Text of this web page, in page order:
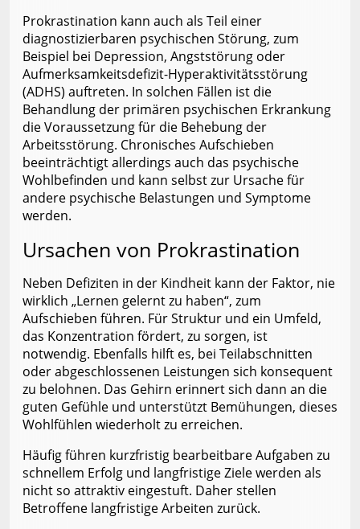
Prokrastination kann auch als Teil einer
diagnostizierbaren psychischen Störung, zum
Beispiel bei Depression, Angststörung oder
Aufmerksamkeitsdefizit-Hyperaktivitätsstörung
(ADHS) auftreten. In solchen Fällen ist die
Behandlung der primären psychischen Erkrankung
die Voraussetzung für die Behebung der
Arbeitsstörung. Chronisches Aufschieben
beeinträchtigt allerdings auch das psychische
Wohlbefinden und kann selbst zur Ursache für
andere psychische Belastungen und Symptome
werden.
Ursachen von Prokrastination
Neben Defiziten in der Kindheit kann der Faktor, nie
wirklich „Lernen gelernt zu haben“, zum
Aufschieben führen. Für Struktur und ein Umfeld,
das Konzentration fördert, zu sorgen, ist
notwendig. Ebenfalls hilft es, bei Teilabschnitten
oder abgeschlossenen Leistungen sich konsequent
zu belohnen. Das Gehirn erinnert sich dann an die
guten Gefühle und unterstützt Bemühungen, dieses
Wohlfühlen wiederholt zu erreichen.
Häufig führen kurzfristig bearbeitbare Aufgaben zu
schnellem Erfolg und langfristige Ziele werden als
nicht so attraktiv eingestuft. Daher stellen
Betroffene langfristige Arbeiten zurück.